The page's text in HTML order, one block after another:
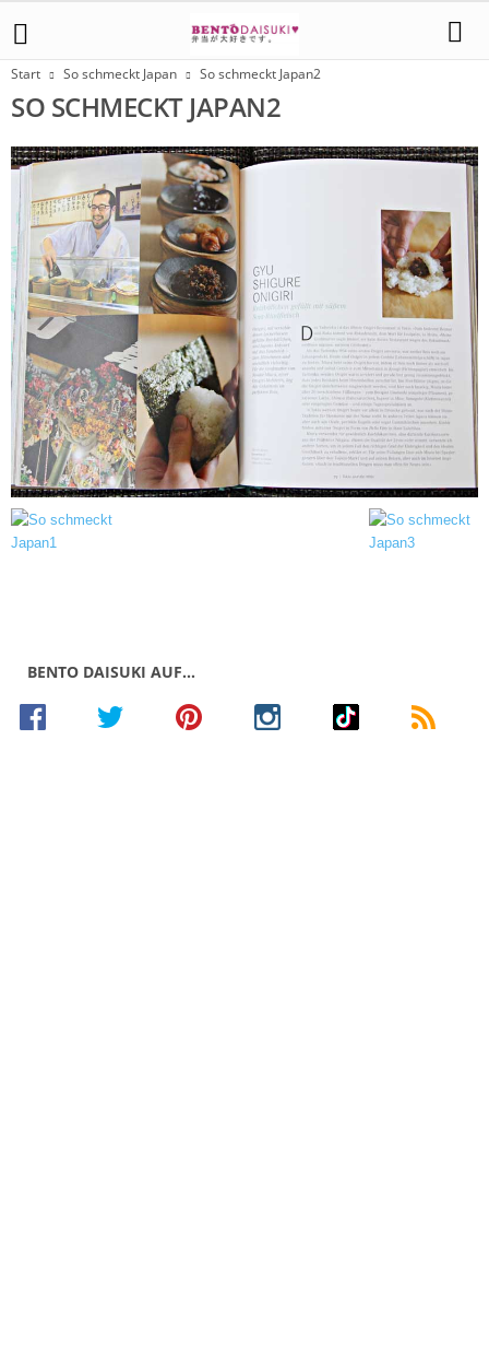
Start So schmeckt Japan So schmeckt Japan2
SO SCHMECKT JAPAN2
BENTO DAISUKI AUF…